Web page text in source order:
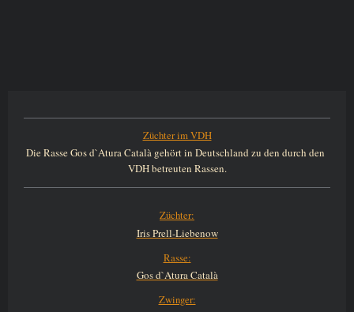
Züchter im VDH
Die Rasse Gos d`Atura Català gehört in Deutschland zu den durch den
VDH betreuten Rassen.
Züchter:
Iris Prell-Liebenow
Rasse:
Gos d`Atura Català
Zwinger: